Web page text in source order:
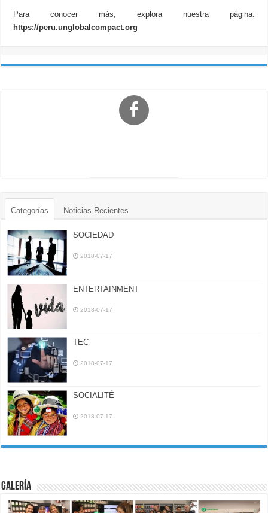
Para conocer más, explora nuestra página:
https://peru.unglobalcompact.org
Categorías Noticias Recientes
SOCIEDAD
2018-07-17
ENTERTAINMENT
2018-07-17
TEC
2018-07-17
SOCIALITÉ
2018-07-17
Galería